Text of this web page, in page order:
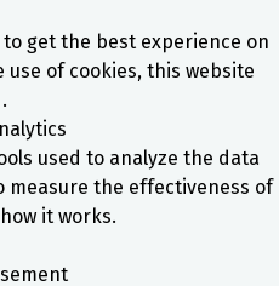
get the best experience on
of cookies, this website
used to analyze the data
measure the effectiveness of
it works.